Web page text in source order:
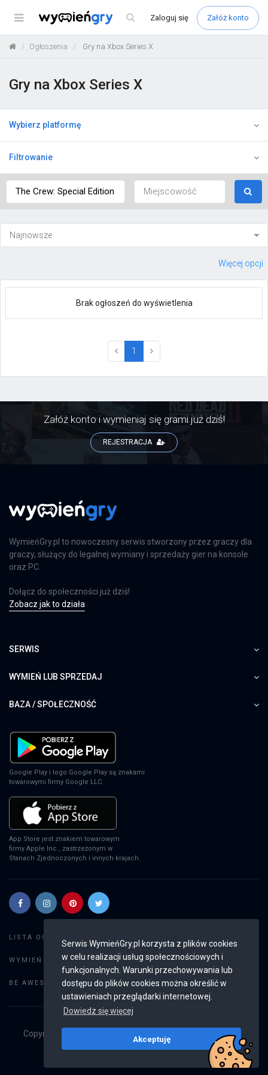
Serwis WymieńGry.pl korzysta z plików cookies
w celu realizacji usług społecznościowych i
funkcjonalnych. Warunki przechowywania lub
dostępu do plików cookies można określić w
ustawieniach przeglądarki internetowej.
Dowiedz się więcej
Akceptuję
Menu Zaloguj się Załóż konto
Ogłoszenia Gry na Xbox Series X
Gry na Xbox Series X
Wybierz platformę
Filtrowanie
Więcej opcji
Brak ogłoszeń do wyświetlenia
1 (current)
Załóż konto i wymieniaj się grami już dziś!
REJESTRACJA
WymieńGry.pl to nowoczesny serwis stworzony przez graczy dla
graczy, służący do legalnej wymiany i sprzedaży gier na konsole
oraz PC.
Dołącz do społeczności już dziś!
Zobacz jak to działa
SERWIS
WYMIEŃ LUB SPRZEDAJ
BAZA / SPOŁECZNOŚĆ
Google Play i logo Google Play są znakami
towarowymi firmy Google LLC.
App Store jest znakiem towarowym
firmy Apple Inc., zastrzeżonym w
Stanach Zjednoczonych i innych krajach.
LISTA OGŁOSZEŃ:
WYMIEŃ GRY: Dodaj ogłoszenie
BE AWESOME: Weryfikacja konta
Copyright © 2019 - 2026
Wszystkie prawa
v2.8.4